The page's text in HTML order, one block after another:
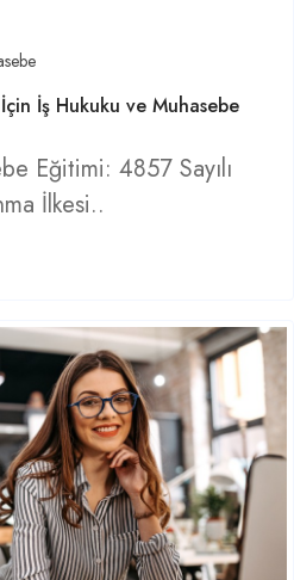
İş Hukuku ve Muhasebe
Eğitimi: 4857 Sayılı
İlkesi..